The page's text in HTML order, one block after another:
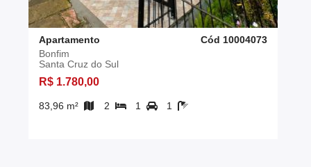
Apartamento
Cód 10004073
Bonfim
Santa Cruz do Sul
R$ 1.780,00
83,96 m² 2 1 1